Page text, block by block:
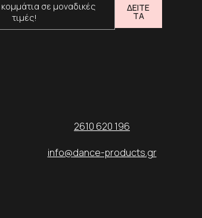
σε μοναδικές
τιμές!
ΔΕΙΤΕ
ΤΑ
2610 620 196
info@dance-products.gr